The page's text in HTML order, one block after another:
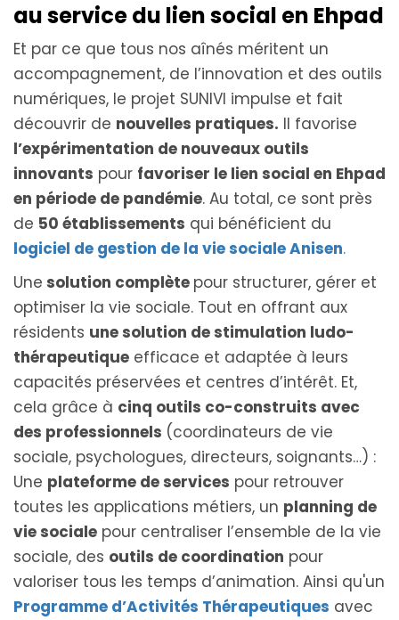
au service du lien social en Ehpad
Et par ce que tous nos aînés méritent un
accompagnement, de l’innovation et des outils
numériques, le projet SUNIVI impulse et fait
découvrir de nouvelles pratiques. Il favorise
l’expérimentation de nouveaux outils
innovants pour favoriser le lien social en Ehpad
en période de pandémie. Au total, ce sont près
de 50 établissements qui bénéficient du
logiciel de gestion de la vie sociale Anisen.
Une solution complète pour structurer, gérer et
optimiser la vie sociale. Tout en offrant aux
résidents une solution de stimulation ludo-
thérapeutique efficace et adaptée à leurs
capacités préservées et centres d’intérêt. Et,
cela grâce à cinq outils co-construits avec
des professionnels (coordinateurs de vie
sociale, psychologues, directeurs, soignants…) :
Une plateforme de services pour retrouver
toutes les applications métiers, un planning de
vie sociale pour centraliser l’ensemble de la vie
sociale, des outils de coordination pour
valoriser tous les temps d’animation. Ainsi qu'un
Programme d’Activités Thérapeutiques avec